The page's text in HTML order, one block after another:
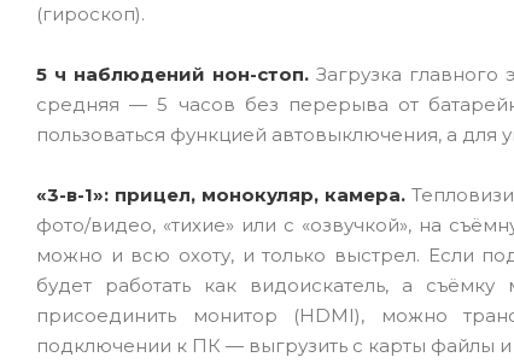
(гироскоп).
5 ч наблюдений нон-стоп. Загрузка главного
средняя — 5 часов без перерыва от
пользоваться функцией автовыключения, а
«3-в-1»: прицел, монокуляр, камера.
фото/видео, «тихие» или с «озвучкой», на
можно и всю охоту, и только выстрел. Если
будет работать как видоискатель, а
присоединить монитор (HDMI), можно
подключении к ПК — выгрузить с карты файлы и